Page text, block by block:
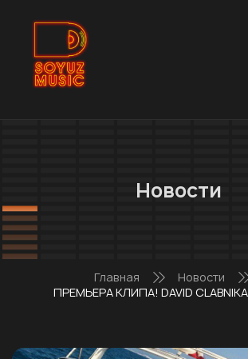
Новости
Главная
Новости
ПРЕМЬЕРА КЛИПА! DAVID